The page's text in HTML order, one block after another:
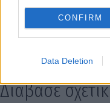
CONFIRM
Data Deletion
άνοδο. Θα φτάσει
τοπικά στην Κρήτη
βαθμούς Κελσίου.
Διάβασε